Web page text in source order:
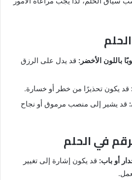
قد يدل على الرزق
قد يكون تحذيرًا من خطر أو خسارة.
قد يشير إلى منصب مرموق أو نجاح
قد يكون إشارة إلى تغيير